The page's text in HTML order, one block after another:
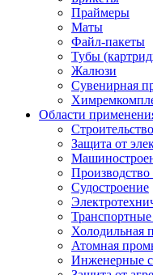
Праймеры
Маты
Файл-пакеты
Тубы
Жалюзи
Сувенирная
Области
Строительство
Защита от
Судостроение
Холодильная
Атомная
Инженерные